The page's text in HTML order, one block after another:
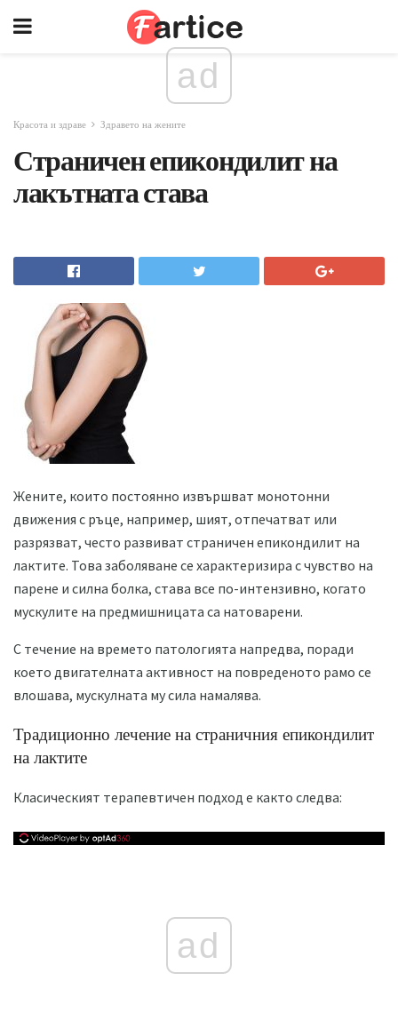
ad
Красота и здраве Здравето на жените
Страничен епикондилит на
лакътната става
Жените, които постоянно извършват монотонни
движения с ръце, например, шият, отпечатват или
разрязват, често развиват страничен епикондилит на
лактите. Това заболяване се характеризира с чувство на
парене и силна болка, става все по-интензивно, когато
мускулите на предмишницата са натоварени.
С течение на времето патологията напредва, поради
което двигателната активност на повреденото рамо се
влошава, мускулната му сила намалява.
Традиционно лечение на страничния епикондилит
на лактите
Класическият терапевтичен подход е както следва:
ad